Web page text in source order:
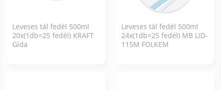
Leveses tál fedél 500ml
20x(1db=25 fedél) KRAFT
Gida
Leveses tál fedél 500ml
24x(1db=25 fedél) MB LID-
115M FOLKEM